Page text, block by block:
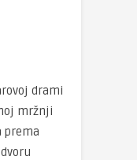
drami
mržnji
prema